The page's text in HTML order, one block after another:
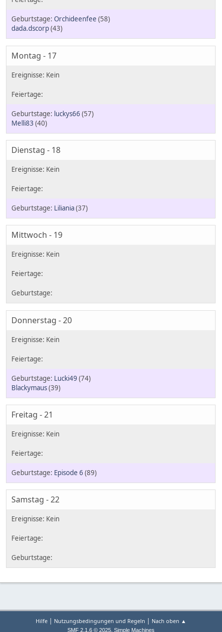
Orchideenfee (58)
dada.dscorp(43)
Montag - 17
luckys66 (57)
Melli83 (40)
Dienstag - 18
Liliania(37)
Mittwoch - 19
Donnerstag - 20
Lucki49 (74)
Blackymaus(39)
Freitag - 21
Episode 6 (89)
Samstag - 22
Hilfe | Nutzungsbedingungen und Regeln | Nach oben ▲
SMF 2.1.6 © 2025, Simple Machines